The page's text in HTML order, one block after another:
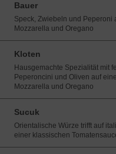
Bauer
Speck, Zwiebeln und Peperoni
Mozzarella und Oregano
Kloten
Hausgemachte Spezialität mit
Peperoncini und Oliven auf
Mozzarella und Oregano
Sucuk
Orientalische Würze trifft auf
einer klassischen